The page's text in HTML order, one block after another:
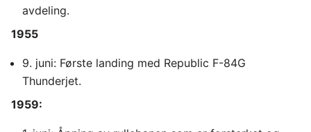
avdeling.
1955
9. juni: Første landing med Republic F-84G
Thunderjet.
1959: